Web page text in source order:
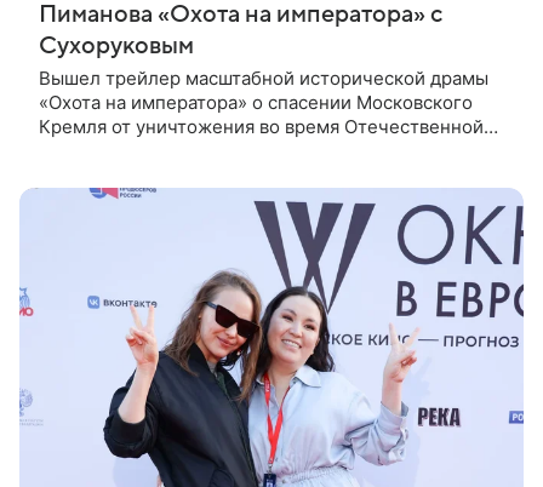
Пиманова «Охота на императора» с
Сухоруковым
Вышел трейлер масштабной исторической драмы
«Охота на императора» о спасении Московского
Кремля от уничтожения во время Отечественной